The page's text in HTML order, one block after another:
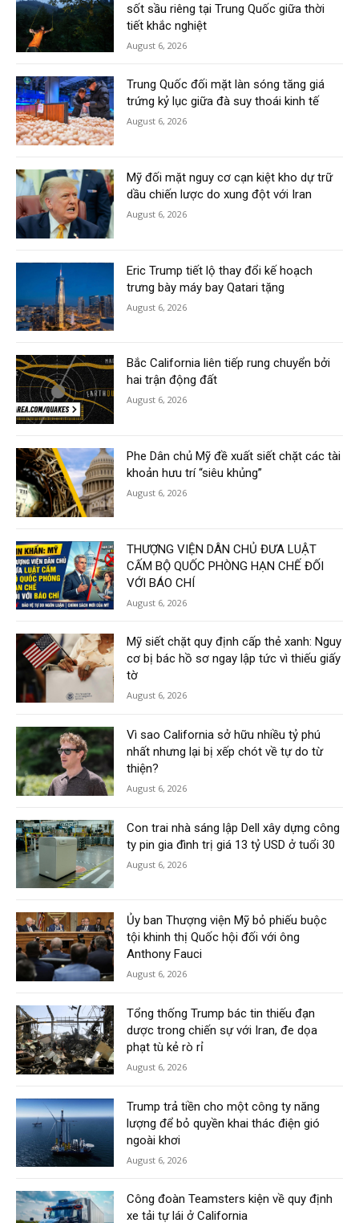
sốt sầu riêng tại Trung Quốc giữa thời
tiết khắc nghiệt
August 6, 2026
Trung Quốc đối mặt làn sóng tăng giá
trứng kỷ lục giữa đà suy thoái kinh tế
August 6, 2026
Mỹ đối mặt nguy cơ cạn kiệt kho dự trữ
dầu chiến lược do xung đột với Iran
August 6, 2026
Eric Trump tiết lộ thay đổi kế hoạch
trưng bày máy bay Qatari tặng
August 6, 2026
Bắc California liên tiếp rung chuyển bởi
hai trận động đất
August 6, 2026
Phe Dân chủ Mỹ đề xuất siết chặt các tài
khoản hưu trí “siêu khủng”
August 6, 2026
THƯỢNG VIỆN DÂN CHỦ ĐƯA LUẬT
CẤM BỘ QUỐC PHÒNG HẠN CHẾ ĐỐI
VỚI BÁO CHÍ
August 6, 2026
Mỹ siết chặt quy định cấp thẻ xanh: Nguy
cơ bị bác hồ sơ ngay lập tức vì thiếu giấy
tờ
August 6, 2026
Vì sao California sở hữu nhiều tỷ phú
nhất nhưng lại bị xếp chót về tự do từ
thiện?
August 6, 2026
Con trai nhà sáng lập Dell xây dựng công
ty pin gia đình trị giá 13 tỷ USD ở tuổi 30
August 6, 2026
Ủy ban Thượng viện Mỹ bỏ phiếu buộc
tội khinh thị Quốc hội đối với ông
Anthony Fauci
August 6, 2026
Tổng thống Trump bác tin thiếu đạn
dược trong chiến sự với Iran, đe dọa
phạt tù kẻ rò rỉ
August 6, 2026
Trump trả tiền cho một công ty năng
lượng để bỏ quyền khai thác điện gió
ngoài khơi
August 6, 2026
Công đoàn Teamsters kiện về quy định
xe tải tự lái ở California